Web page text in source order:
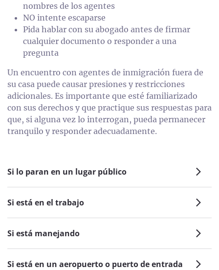
nombres de los agentes
NO intente escaparse
Pida hablar con su abogado antes de firmar
cualquier documento o responder a una
pregunta
Un encuentro con agentes de inmigración fuera de
su casa puede causar presiones y restricciones
adicionales. Es importante que esté familiarizado
con sus derechos y que practique sus respuestas para
que, si alguna vez lo interrogan, pueda permanecer
tranquilo y responder adecuadamente.
Si lo paran en un lugar público
Si está en el trabajo
Si está manejando
Si está en un aeropuerto o puerto de entrada